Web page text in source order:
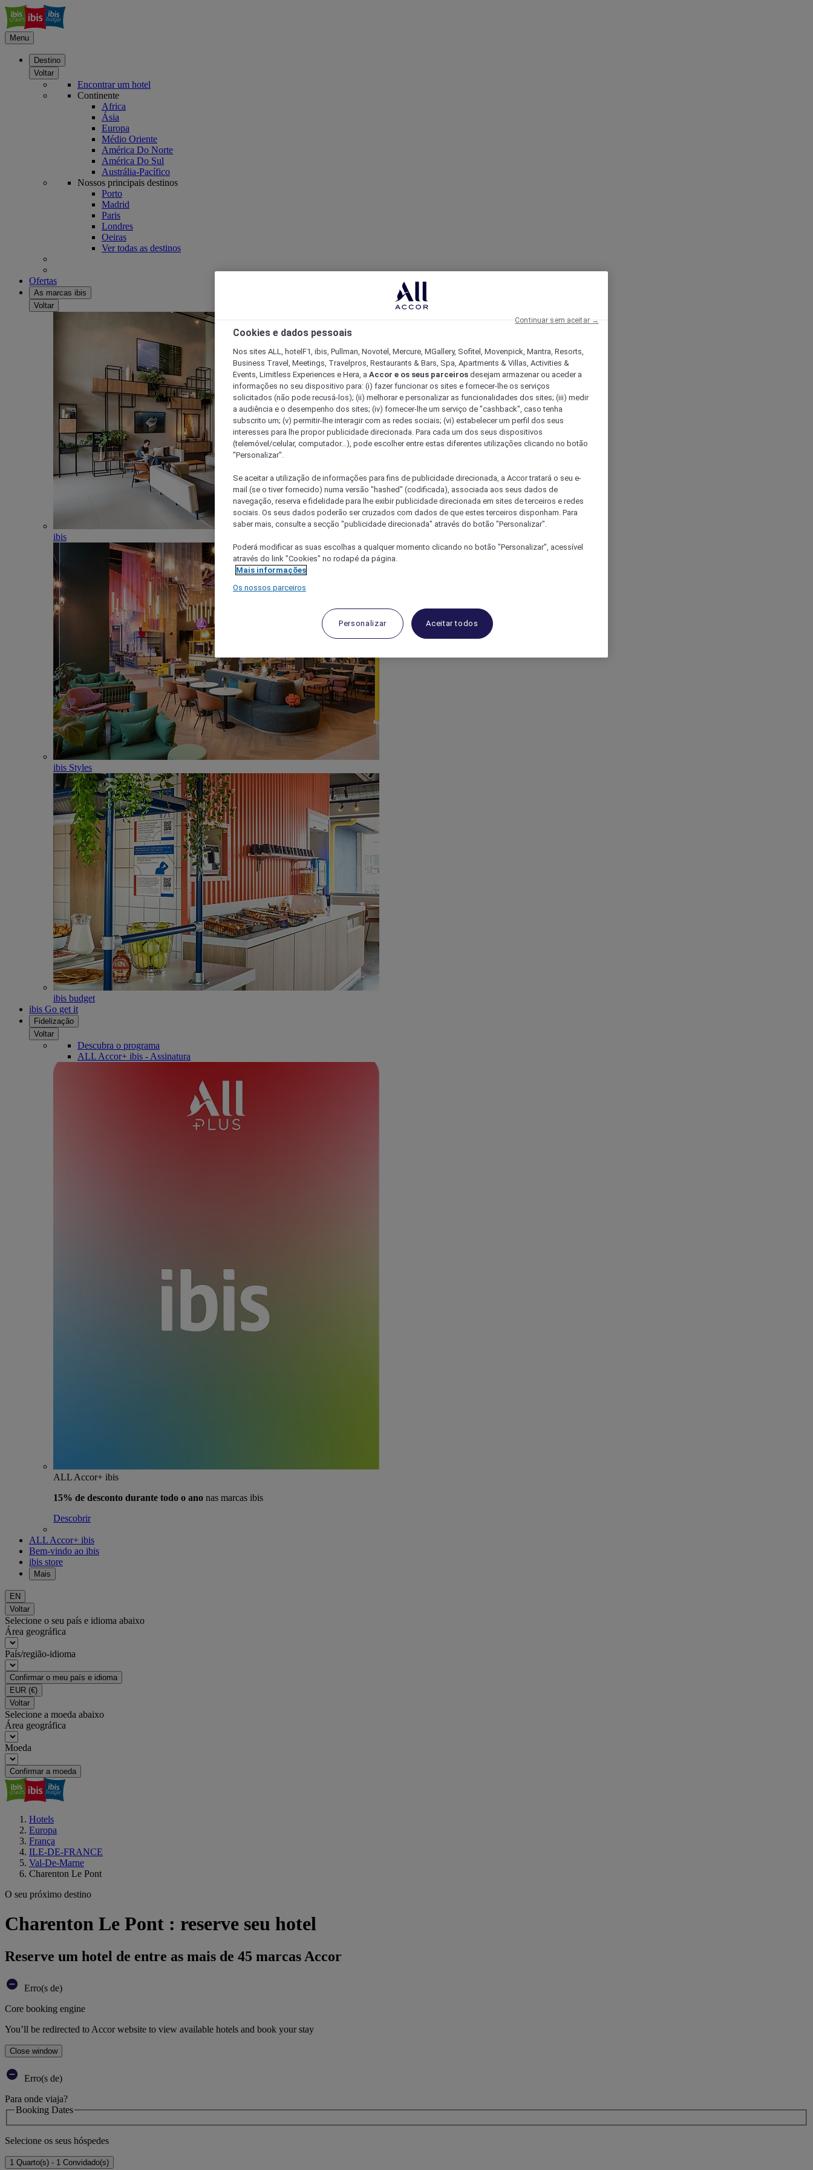
Menu
Destino
Voltar
Encontrar um hotel
Continente
Africa
Ásia
Europa
Médio Oriente
América Do Norte
América Do Sul
Austrália-Pacífico
Nossos principais destinos
Porto
Madrid
Paris
Londres
Oeiras
Ver todas as destinos
Ofertas
As marcas ibis
Voltar
ibis
ibis Styles
ibis budget
ibis Go get it
Fidelização
Voltar
Descubra o programa
ALL Accor+ ibis - Assinatura
ALL Accor+ ibis
15% de desconto durante todo o ano nas marcas ibis
Descobrir
ALL Accor+ ibis
Bem-vindo ao ibis
ibis store
Mais
EN
Voltar
Selecione o seu país e idioma abaixo
Área geográfica
País/região-idioma
Confirmar o meu país e idioma
EUR (€)
Voltar
Selecione a moeda abaixo
Área geográfica
Moeda
Confirmar a moeda
Hotels
Europa
França
ILE-DE-FRANCE
Val-De-Marne
Charenton Le Pont
O seu próximo destino
Charenton Le Pont : reserve seu hotel
Reserve um hotel de entre as mais de 45 marcas Accor
Erro(s de)
Core booking engine
You’ll be redirected to Accor website to view available hotels and book your stay
Close window
Erro(s de)
Para onde viaja?
Booking Dates
Selecione os seus hóspedes
1 Quarto(s) - 1 Convidado(s)
Cookies e dados pessoais
Nos sites ALL, hotelF1, ibis, Pullman, Novotel, Mercure, MGallery, Sofitel, Movenpick, Mantra, Resorts,
Business Travel, Meetings, Travelpros, Restaurants & Bars, Spa, Apartments & Villas, Activities &
Events, Limitless Experiences e Hera, a Accor e os seus parceiros desejam armazenar ou aceder a
informações no seu dispositivo para: (i) fazer funcionar os sites e fornecer-lhe os serviços
solicitados (não pode recusá-los); (ii) melhorar e personalizar as funcionalidades dos sites; (iii) medir
a audiência e o desempenho dos sites; (iv) fornecer-lhe um serviço de "cashback", caso tenha
subscrito um; (v) permitir-lhe interagir com as redes sociais; (vi) estabelecer um perfil dos seus
interesses para lhe propor publicidade direcionada. Para cada um dos seus dispositivos
(telemóvel/celular, computador...), pode escolher entre estas diferentes utilizações clicando no botão
"Personalizar".
Se aceitar a utilização de informações para fins de publicidade direcionada, a Accor tratará o seu e-
mail (se o tiver fornecido) numa versão "hashed" (codificada), associada aos seus dados de
navegação, reserva e fidelidade para lhe exibir publicidade direcionada em sites de terceiros e redes
sociais. Os seus dados poderão ser cruzados com dados de que estes terceiros disponham. Para
saber mais, consulte a secção "publicidade direcionada" através do botão "Personalizar".
Poderá modificar as suas escolhas a qualquer momento clicando no botão "Personalizar", acessível
através do link "Cookies" no rodapé da página.
Mais informações
Os nossos parceiros
Personalizar Aceitar todos
Continuar sem aceitar →